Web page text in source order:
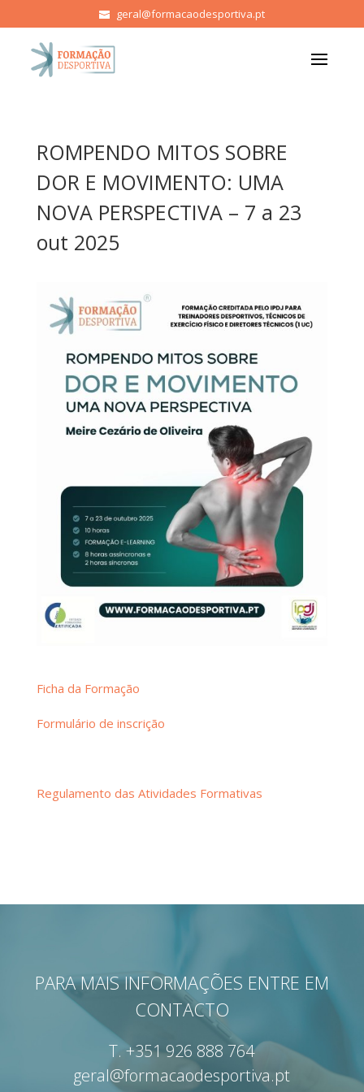
geral@formacaodesportiva.pt
ROMPENDO MITOS SOBRE
DOR E MOVIMENTO: UMA
NOVA PERSPECTIVA – 7 a 23
out 2025
Ficha da Formação
Formulário de inscrição
Regulamento das Atividades Formativas
PARA MAIS INFORMAÇÕES ENTRE EM
CONTACTO
T.+351 926 888 764
geral@formacaodesportiva.pt